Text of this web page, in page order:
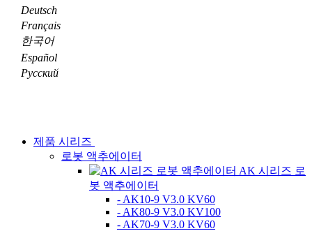
Deutsch
Français
한국어
Español
Pусский
제품 시리즈
로봇 액추에이터
AK 시리즈 로
봇 액추에이터
- AK10-9 V3.0 KV60
- AK80-9 V3.0 KV100
- AK70-9 V3.0 KV60